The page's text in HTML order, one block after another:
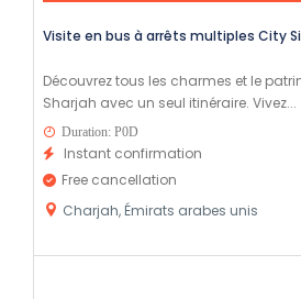
Visite en bus à arrêts multiples City
Découvrez tous les charmes et le
Sharjah avec un seul itinéraire. Vivez...
Duration: P0D
Instant confirmation
Free cancellation
Charjah, Émirats arabes unis